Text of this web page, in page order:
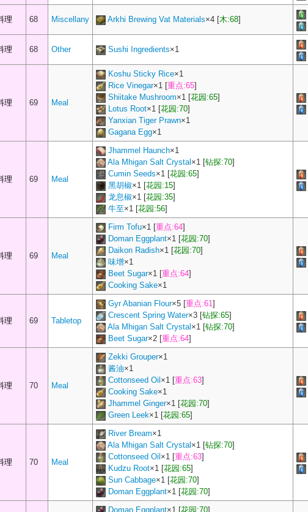
理 68 Miscellany Arkhi Brewing Vat Materials×4 [木:68]
理 68 Other Sushi Ingredients×1
理 69 Meal
Koshu Sticky Rice×1
Rice Vinegar×1 [重点:65]
Shiitake Mushroom×1 [花园:65]
Lotus Root×1 [花园:70]
Yanxian Tiger Prawn×1
Gagana Egg×1
理 69 Meal
Jhammel Haunch×1
Ala Mhigan Salt Crystal ×1 [钻探:70]
Cumin Seeds×1 [花园:65]
黑胡椒×1 [花园:15]
龙息椒×1 [花园:35]
牛至×1 [花园:56]
理 69 Meal
Firm Tofu×1 [重点:64]
Doman Eggplant×1 [花园:70]
Daikon Radish×1 [花园:70]
味增×1
Beet Sugar×1 [重点:64]
Cooking Sake×1
理 69 Tabletop
Gyr Abanian Flour×5 [重点:61]
Crescent Spring Water×3 [钻探:65]
Ala Mhigan Salt Crystal ×1 [钻探:70]
Beet Sugar×2 [重点:64]
理 70 Meal
Zekki Grouper×1
酱油×1
Cottonseed Oil ×1 [重点:63]
Cooking Sake×1
Jhammel Ginger×1 [花园:70]
Green Leek×1 [花园:65]
理 70 Meal
River Bream×1
Ala Mhigan Salt Crystal ×1 [钻探:70]
Cottonseed Oil ×1 [重点:63]
Kudzu Root×1 [花园:65]
Sun Cabbage×1 [花园:70]
Doman Eggplant×1 [花园:70]
Doman Eggplant×1 [花园:70]